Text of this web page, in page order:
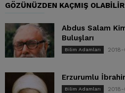
GÖZÜNÜZDEN KAÇMIŞ OLABILIR
Abdus Salam
Buluşları
Bilim Adamları
Erzurumlu
Bilim Adamları